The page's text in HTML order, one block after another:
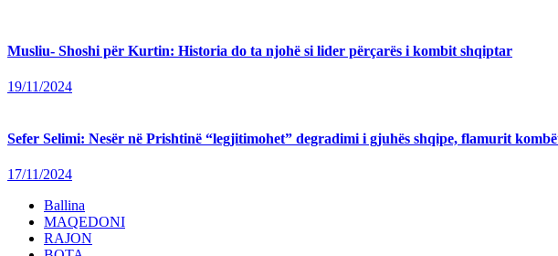
Musliu- Shoshi për Kurtin: Historia do ta njohë si lider përçarës i kombit shqiptar
19/11/2024
Sefer Selimi: Nesër në Prishtinë “legjitimohet” degradimi i gjuhës shqipe, flamurit
17/11/2024
Ballina
MAQEDONI
RAJON